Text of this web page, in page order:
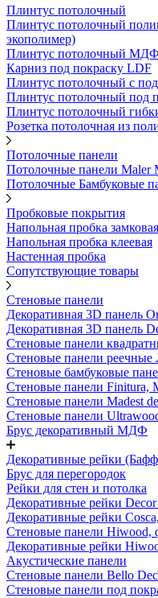
Плинтус потолочный
Плинтус потолочный
экополимер)
Плинтус потолочный МДФ
Карниз под покраску LDF
Плинтус потолочный с
Плинтус потолочный под
Плинтус потолочный
Розетка потолочная из
Потолочные панели
Потолочные панели Maler
Потолочные Бамбуковые
Пробковые покрытия
Напольная пробка замковая
Напольная пробка клеевая
Настенная пробка
Сопутствующие товары
Стеновые панели
Декоративная 3D панель
Декоративная 3D панель
Стеновые панели
Стеновые панели
Стеновые бамбуковые
Стеновые панели
Стеновые панели Madest
Стеновые панели
Брус декоративный МДФ
Декоративные рейки
Брус для перегородок
Рейки для стен и потолка
Декоративные рейки
Декоративные рейки
Стеновые панели Hiwood,
Декоративные рейки
Акустические панели
Стеновые панели Bello
Стеновые панели под